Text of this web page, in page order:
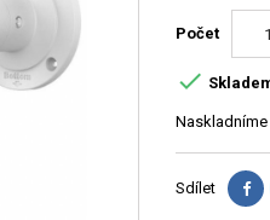
Počet

Naskladníme
Sdílet